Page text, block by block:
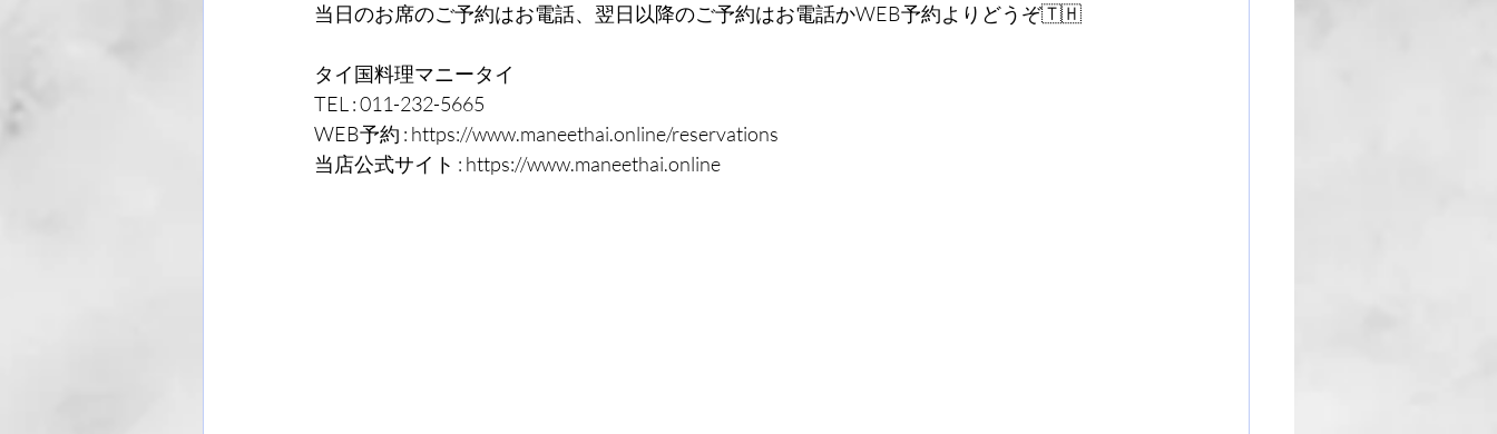
当日のお席のご予約はお電話、翌日以降のご予約はお電話かWEB予約よりどうぞ🇹🇭
タイ国料理マニータイ
TEL : 011-232-5665
WEB予約 : https://www.maneethai.online/reservations
当店公式サイト : https://www.maneethai.online